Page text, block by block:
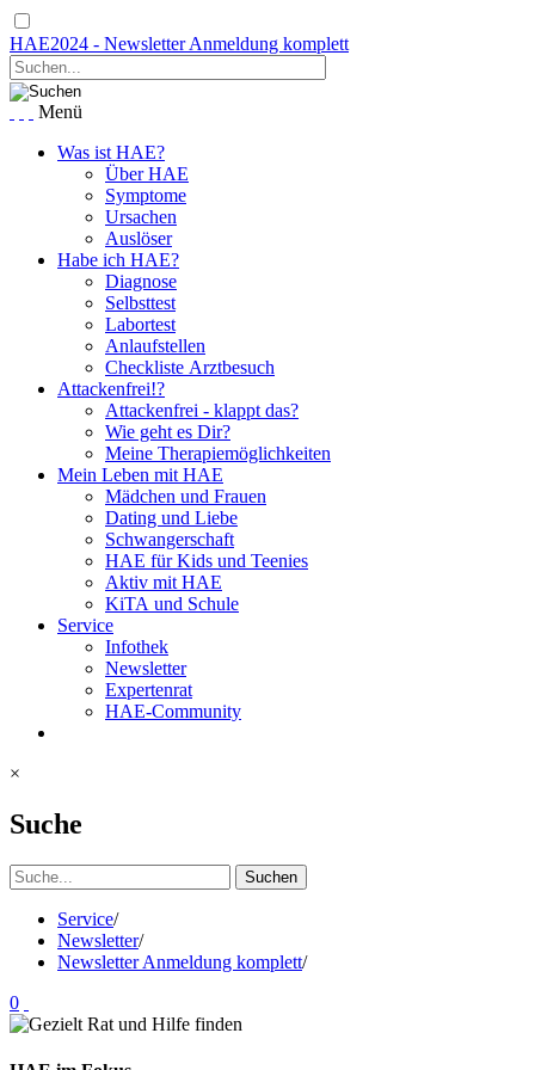
HAE2024 - Newsletter Anmeldung komplett
Menü
Was ist HAE?
Über HAE
Symptome
Ursachen
Auslöser
Habe ich HAE?
Diagnose
Selbsttest
Labortest
Anlaufstellen
Checkliste Arztbesuch
Attackenfrei!?
Attackenfrei - klappt das?
Wie geht es Dir?
Meine Therapiemöglichkeiten
Mein Leben mit HAE
Mädchen und Frauen
Dating und Liebe
Schwangerschaft
HAE für Kids und Teenies
Aktiv mit HAE
KiTA und Schule
Service
Infothek
Newsletter
Expertenrat
HAE-Community
×
Suche
Suchen
Service/
Newsletter/
Newsletter Anmeldung komplett/
0